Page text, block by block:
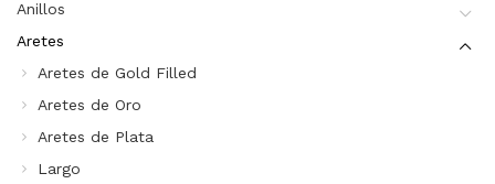
Anillos
Aretes
Aretes de Gold Filled
Aretes de Oro
Aretes de Plata
Largo